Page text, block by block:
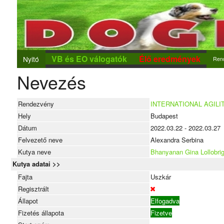
Nyitó VB és EO válogatók Élő eredmények
Nevezés
Rendezvény
INTERNATIONAL
Hely
Budapest
Dátum
2022.03.22 - 2022.03.27
Felvezető neve
Alexandra Serbina
Kutya neve
Bhanyanan Gina
Kutya adatai >>
Fajta
Uszkár
Regisztrált
Állapot
Elfogadva
Fizetés állapota
Fizetve